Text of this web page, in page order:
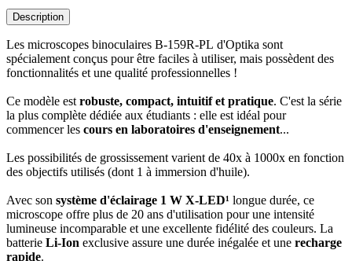
Description
Les microscopes binoculaires B-159R-PL d'Optika sont
spécialement conçus pour être faciles à utiliser, mais possèdent des
fonctionnalités et une qualité professionnelles !
Ce modèle est robuste, compact, intuitif et pratique. C'est la série
la plus complète dédiée aux étudiants : elle est idéal pour
commencer les cours en laboratoires d'enseignement...
Les possibilités de grossissement varient de 40x à 1000x en fonction
des objectifs utilisés (dont 1 à immersion d'huile).
Avec son système d'éclairage 1 W X-LED¹ longue durée, ce
microscope offre plus de 20 ans d'utilisation pour une intensité
lumineuse incomparable et une excellente fidélité des couleurs. La
batterie Li-Ion exclusive assure une durée inégalée et une recharge
rapide.